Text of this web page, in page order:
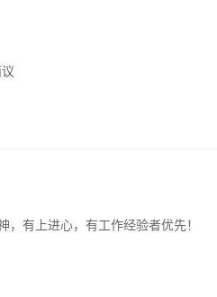
，有上进心，有工作经验者优先！